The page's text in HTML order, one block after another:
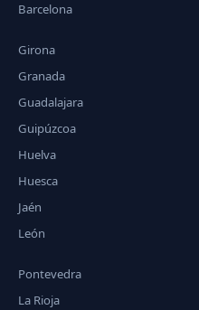
Barcelona
Girona
Granada
Guadalajara
Guipúzcoa
Huelva
Huesca
Jaén
León
Pontevedra
La Rioja